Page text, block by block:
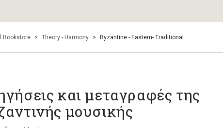
Bookstore > Theory - Harmony > Byzantine - Eastern- Traditional
και μεταγραφές της
μουσικής